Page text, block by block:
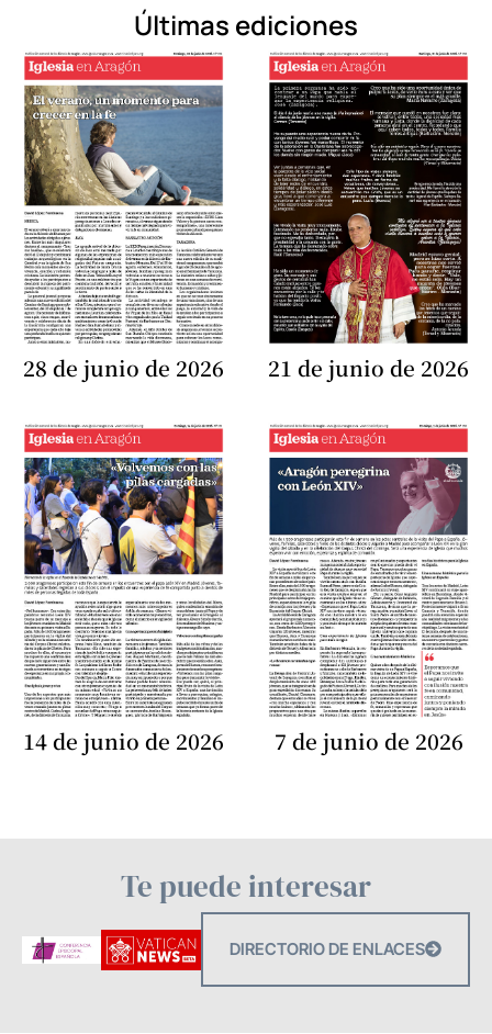
Últimas ediciones
28 de junio de 2026 21 de junio de 2026
14 de junio de 2026 7 de junio de 2026
Te puede interesar
DIRECTORIO DE ENLACES